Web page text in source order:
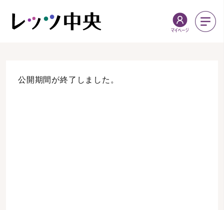
公開期間が終了しました。